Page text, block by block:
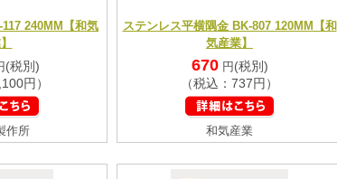
240MM【和気
(税別)
円）
作所
ステンレス平横隅金 BK-807 120MM【和
気産業】
670円 (税別)
（税込：737円）
和気産業